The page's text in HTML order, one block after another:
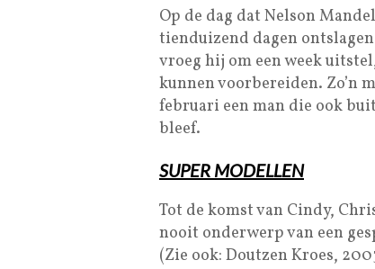
Op de dag dat Nelson
tienduizend dagen
vroeg hij om een week
kunnen voorbereiden. Zo’n
februari een man die ook
bleef.
SUPER MODELLEN
Tot de komst van Cindy,
nooit onderwerp van een
(Zie ook: Doutzen Kroes,